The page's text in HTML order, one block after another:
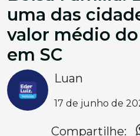
uma das
valor médio
em SC
Luan
17 de junho de
Compartilhe: